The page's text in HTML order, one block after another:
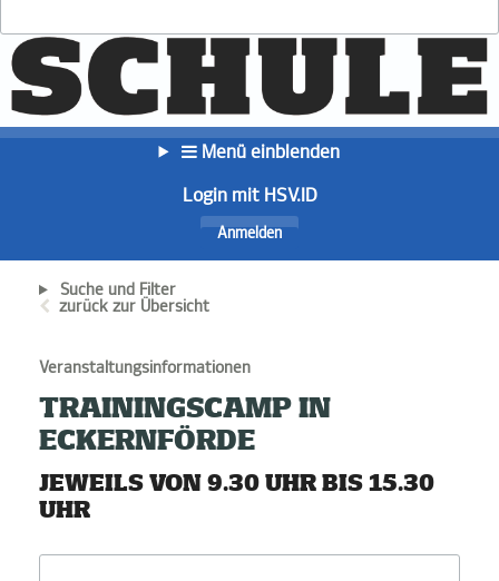
Menü einblenden
Login mit HSV.ID
Anmelden
Suche und Filter
zurück zur Übersicht
Veranstaltungsinformationen
TRAININGSCAMP IN
ECKERNFÖRDE
JEWEILS VON 9.30 UHR BIS 15.30
UHR